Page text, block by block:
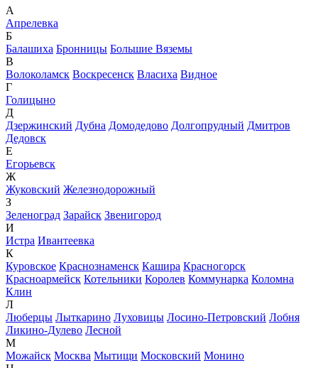
А
Апрелевка
Б
Балашиха Бронницы Большие Вяземы
В
Волоколамск Воскресенск Власиха Видное
Г
Голицыно
Д
Дзержинский Дубна Домодедово Долгопрудный Дмитров
Дедовск
Е
Егорьевск
Ж
Жуковский Железнодорожный
З
Зеленоград Зарайск Звенигород
И
Истра Ивантеевка
К
Куровское Краснознаменск Кашира Красногорск
Красноармейск Котельники Королев Коммунарка Коломна
Клин
Л
Люберцы Лыткарино Луховицы Лосино-Петровский Лобня
Ликино-Дулево Лесной
М
Можайск Москва Мытищи Московский Монино